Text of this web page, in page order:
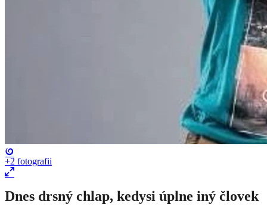
+2 fotografii
Dnes drsný chlap, kedysi úplne iný človek